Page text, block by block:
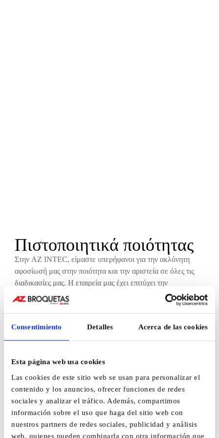
Consentimiento Detalles Acerca de las cookies
Esta página web usa cookies
Las cookies de este sitio web se usan para personalizar el
contenido y los anuncios, ofrecer funciones de redes
sociales y analizar el tráfico. Además, compartimos
información sobre el uso que haga del sitio web con
nuestros partners de redes sociales, publicidad y análisis
web, quienes pueden combinarla con otra información que
Πιστοποιητικά ποιότητας
Στην AZ INTEC, είμαστε υπερήφανοι για την ακλόνητη
αφοσίωσή μας στην ποιότητα και την αριστεία σε όλες τις
διαδικασίες μας. Η εταιρεία μας έχει επιτύχει την
πιστοποίηση ISO 9001, ένα διεθνές πρότυπο που εγγυάται
την εφαρμογή ενός αποτελεσματικού συστήματος
συνεχή δέσμευσή μας για συνεχή βελτίωση και ικανοποίηση
των πελατών μας. Ακολουθώντας τις αυστηρές απαιτήσεις
οι υπηρεσίες μας όχι μόνο ανταποκρίνονται στις προσδοκίες
των πελατών μας, αλλά και τις ξεπερνούν.
Η πιστοποίηση ISO 9001 της AZ INTEC αποτελεί απόδειξη
της ικανότητάς μας να παρέχουμε αξιόπιστες,
αποτελεσματικές και υψηλής ποιότητας λύσεις, διακρίνοντάς
μας ως ηγέτες στον κλάδο μας.